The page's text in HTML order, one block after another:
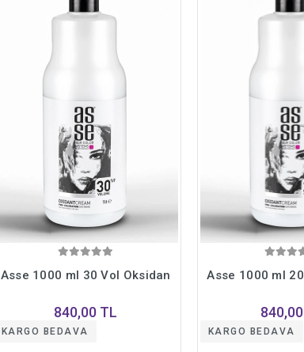
Asse 1000 ml 30 Vol Oksidan
840,00 TL
KARGO BEDAVA
Asse 1000 ml
KARGO BEDAVA